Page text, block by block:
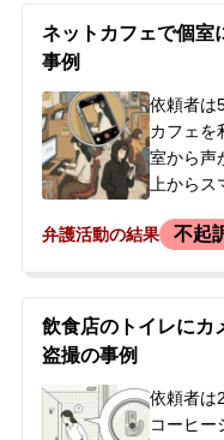
検討さ
の詐欺
受けるこ
便な解決
た。
ネットカフェで個室
事例
依頼者は
カフェを
室から声
上からス
ら物を投
で」など
駆られ
談に来ら
りません
弁護活動の結果 不起
飲食店のトイレにカ
盗撮の事例
依頼者は
コーヒー